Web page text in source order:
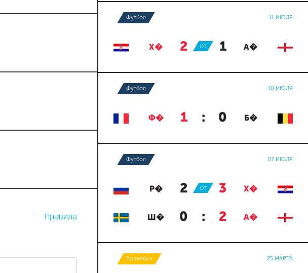
Правила
Футбол 11 ИЮЛЯ
Х� 2 : 1 А�
ОТ
Футбол 10 ИЮЛЯ
Ф� 1 : 0 Б�
Футбол 07 ИЮЛЯ
Р� 2 : 3 Х�
ОТ
Ш� 0 : 2 А�
Волейбол 25 МАРТА